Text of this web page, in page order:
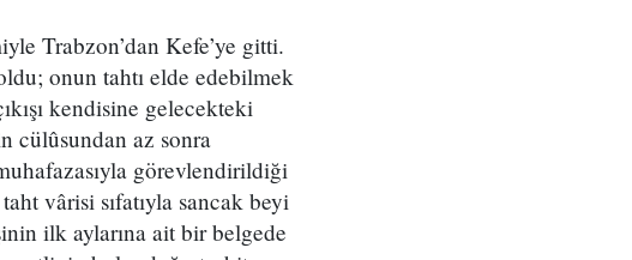
Trabzon’dan Kefe’ye gitti.
onun tahtı elde edebilmek
kendisine gelecekteki
cülûsundan az sonra
görevlendirildiği
vârisi sıfatıyla sancak beyi
ilk aylarına ait bir belgede